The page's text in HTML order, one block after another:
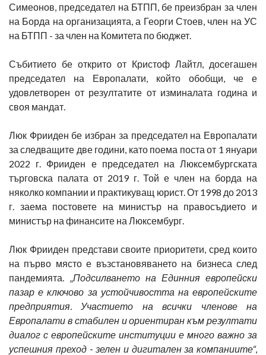
Симеонов, председател на БТПП, бе преизбран за член
на Борда на организацията, а Георги Стоев, член на УС
на БТПП - за член на Комитета по бюджет.
Събитието бе открито от Кристоф Лайтл, досегашен
председател на Европалати, който обобщи, че е
удовлетворен от резултатите от изминалата година и
своя мандат.
Люк Фрииден бе избран за председател на Европалати
за следващите две години, като поема поста от 1 януари
2022 г. Фрииден е председател на Люксембургската
търговска палата от 2019 г. Той е член на борда на
няколко компании и практикуващ юрист. От 1998 до 2013
г. заема постовете на министър на правосъдието и
министър на финансите на Люксембург.
Люк Фрииден представи своите приоритети, сред които
на първо място е възстановяването на бизнеса след
пандемията. „Подсилването на Единния европейски
пазар е ключово за устойчивостта на европейските
предприятия. Участието на всички членове на
Европалати в стабилен и ориентиран към резултати
диалог с европейските институции е много важно за
успешния преход - зелен и дигитален за компаниите“,